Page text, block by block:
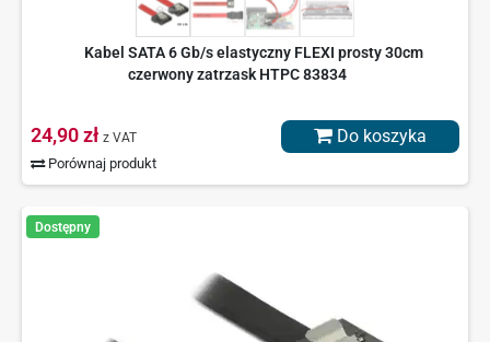
Kabel SATA 6 Gb/s elastyczny FLEXI prosty 30cm
czerwony zatrzask HTPC 83834
24,90 zł z VAT
Porównaj produkt
Do koszyka
Dostępny